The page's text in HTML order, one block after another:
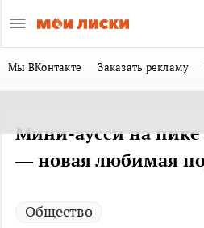
Мы ВКонтакте Заказать рекламу
Мини-аусси на
— новая любимая
Общество